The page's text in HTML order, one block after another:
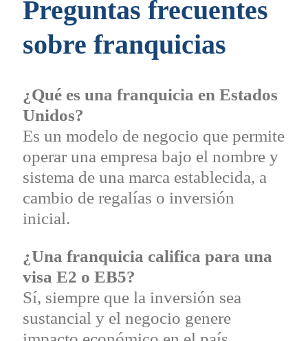
Preguntas frecuentes
sobre franquicias
¿Qué es una franquicia en Estados
Unidos?
Es un modelo de negocio que permite
operar una empresa bajo el nombre y
sistema de una marca establecida, a
cambio de regalías o inversión
inicial.
¿Una franquicia califica para una
visa E2 o EB5?
Sí, siempre que la inversión sea
sustancial y el negocio genere